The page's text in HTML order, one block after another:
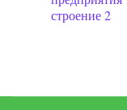
строение 2